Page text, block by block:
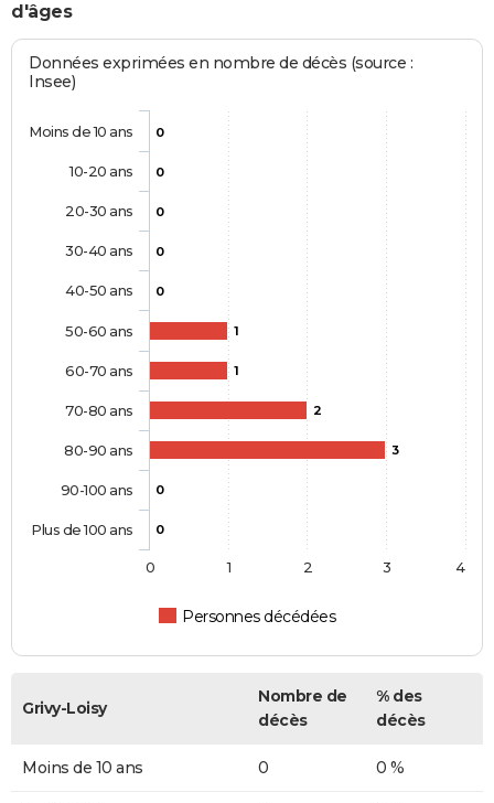
d'âges
Données exprimées en nombre de décès (source :
Insee)
0
0
0
0
0
1
1
2
3
0
0
Personnes décédées
Moins de 10 ans
10-20 ans
20-30 ans
30-40 ans
40-50 ans
50-60 ans
60-70 ans
70-80 ans
80-90 ans
90-100 ans
Plus de 100 ans
0 1 2 3 4
Grivy-Loisy
Nombre de
décès
% des
décès
Moins de 10 ans 0 0 %